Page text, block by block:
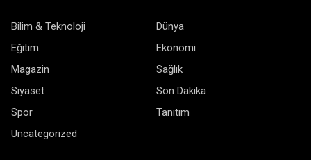
Bilim & Teknoloji
Dünya
Eğitim
Ekonomi
Magazin
Sağlık
Siyaset
Son Dakika
Spor
Tanıtım
Uncategorized